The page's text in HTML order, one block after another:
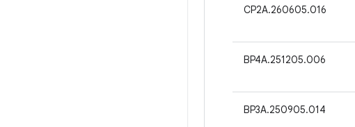
CP2A.260605.016
BP4A.251205.006
BP3A.250905.014